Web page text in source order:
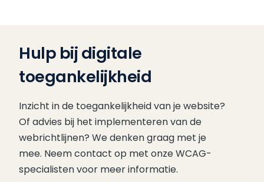
Hulp bij digitale
toegankelijkheid
Inzicht in de toegankelijkheid van je website?
Of advies bij het implementeren van de
webrichtlijnen? We denken graag met je
mee. Neem contact op met onze WCAG-
specialisten voor meer informatie.